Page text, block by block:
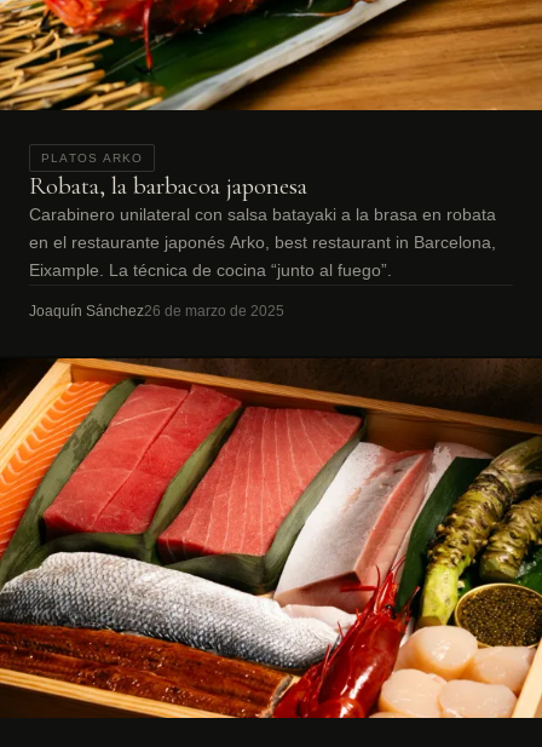
PLATOS ARKO
Robata, la barbacoa japonesa
Carabinero unilateral con salsa batayaki a la brasa en robata
en el restaurante japonés Arko, best restaurant in Barcelona,
Eixample. La técnica de cocina “junto al fuego”.
Joaquín Sánchez26 de marzo de 2025